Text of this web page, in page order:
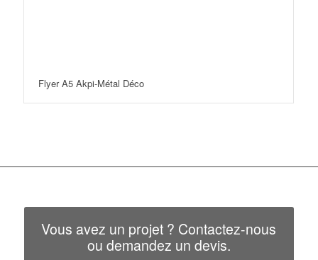
Flyer A5 Akpi-Métal Déco
Vous avez un projet ? Contactez-nous
ou demandez un devis.